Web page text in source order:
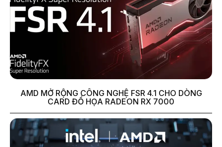
AMD MỞ RỘNG CÔNG NGHỆ FSR 4.1 CHO DÒNG
CARD ĐỒ HỌA RADEON RX 7000